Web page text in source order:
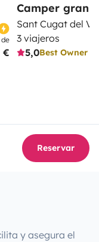
€
Camper gran
Sant Cugat del
3 viajeros
5,0Best Owner
Reservar
y asegura el